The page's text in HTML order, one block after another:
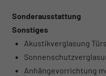
Sonderausstattung
Sonstiges
Akustikverglasung
Anhängevorrichtung